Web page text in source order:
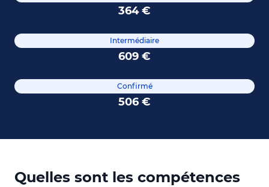
364 €
Intermédiaire
609 €
Confirmé
506 €
Quelles sont les compétences